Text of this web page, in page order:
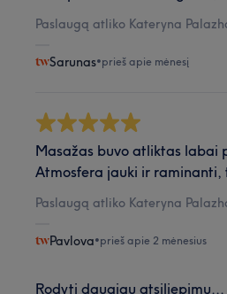
Paslaugą atliko Kateryna
Sarunas•prieš apie mėnesį
Masažas buvo atliktas labai
Atmosfera jauki ir raminanti,
Paslaugą atliko Kateryna
Pavlova•prieš apie 2 mėnesius
Rodyti daugiau atsiliepimų...